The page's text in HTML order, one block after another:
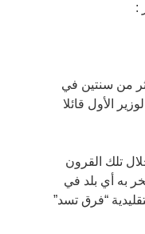
:
من سنتين في
الأول قائلا
تلك القرون
به أي بلد في
“فرق تسد”